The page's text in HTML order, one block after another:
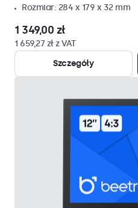
Rozmiar: 284 x 179 x 32 mm
1 349,00 zł
1 659,27 zł z VAT
Szczegóły